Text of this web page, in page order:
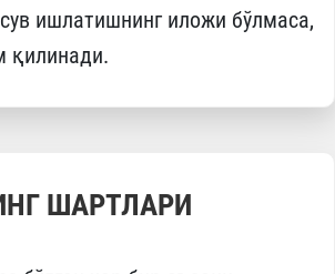
ишлатишнинг иложи бўлмаса,
қилинади.
ШАРТЛАРИ